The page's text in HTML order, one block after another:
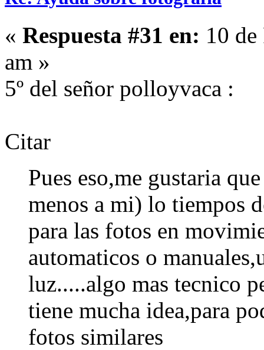
« Respuesta #31 en: 10
am »
5º del señor polloyvaca :
Citar
Pues eso,me gustaria
menos a mi) lo tiempos
para las fotos en
automaticos o
luz.....algo mas tecnico
tiene mucha idea,para
fotos similares